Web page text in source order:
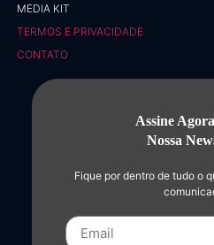
MEDIA KIT
TERMOS E PRIVACIDADE
CONTATO
Assine
Nossa
Fique por dentro de tudo o